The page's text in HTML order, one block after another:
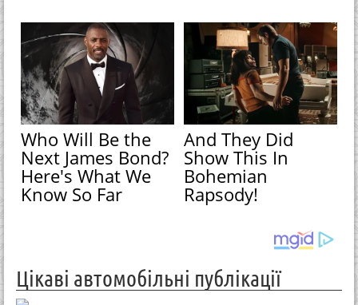
Who Will Be the
Next James Bond?
Here's What We
Know So Far
And They Did
Show This In
Bohemian
Rapsody!
Цікаві автомобільні публікації